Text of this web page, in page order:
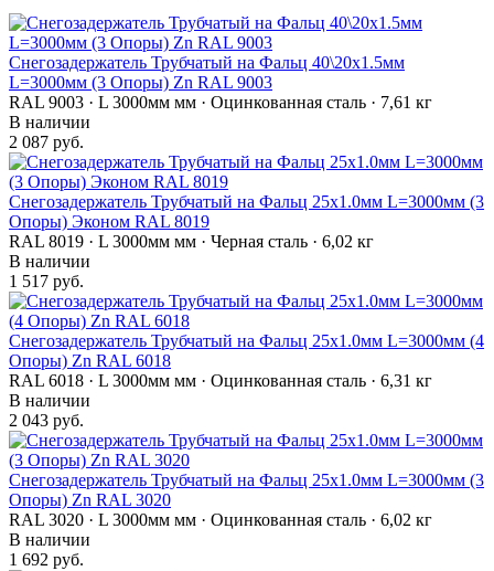
Снегозадержатель Трубчатый на Фальц 40\20х1.5мм
L=3000мм (3 Опоры) Zn RAL 9003
RAL 9003 · L 3000мм мм · Оцинкованная сталь · 7,61 кг
В наличии
2 087 руб.
Снегозадержатель Трубчатый на Фальц 25х1.0мм L=3000мм (3
Опоры) Эконом RAL 8019
RAL 8019 · L 3000мм мм · Черная сталь · 6,02 кг
В наличии
1 517 руб.
Снегозадержатель Трубчатый на Фальц 25х1.0мм L=3000мм (4
Опоры) Zn RAL 6018
RAL 6018 · L 3000мм мм · Оцинкованная сталь · 6,31 кг
В наличии
2 043 руб.
Снегозадержатель Трубчатый на Фальц 25х1.0мм L=3000мм (3
Опоры) Zn RAL 3020
RAL 3020 · L 3000мм мм · Оцинкованная сталь · 6,02 кг
В наличии
1 692 руб.